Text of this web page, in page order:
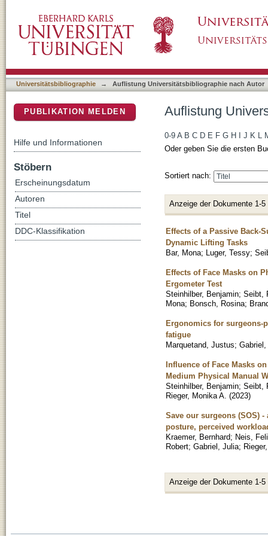
Universitätsbibliographie → Auflistung Universitätsbibliographie nach Autor
Auflistung
0-9 A B C D E F G H J K L
Oder geben Sie die ersten
Sortiert nach:
Anzeige der Dokumente 1-5
Effects of a Passive Back-
Dynamic Lifting Tasks
Bar, Mona; Luger, Tessy;
Effects of Face Masks on
Ergometer Test
Steinhilber, Benjamin; Seibt,
Mona; Bonsch, Rosina;
Ergonomics for surgeons-
fatigue
Marquetand, Justus;
Influence of Face Masks
Medium Physical Manual
Steinhilber, Benjamin; Seibt,
Rieger, Monika A. (2023)
Save our surgeons (SOS)
posture, perceived
Kraemer, Bernhard; Neis,
Robert; Gabriel, Julia;
Anzeige der Dokumente 1-5
PUBLIKATION MELDEN
Hilfe und Informationen
Stöbern
Erscheinungsdatum
Autoren
Titel
DDC-Klassifikation